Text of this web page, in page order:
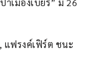
แฟรงค์เฟิร์ต ชนะ